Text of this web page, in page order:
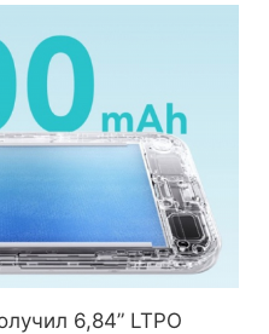
6,84” LTPO